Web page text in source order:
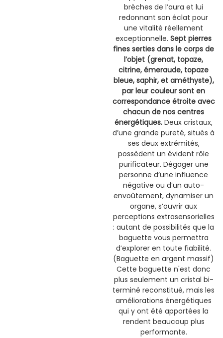
brèches de l’aura et lui
redonnant son éclat pour
une vitalité réellement
exceptionnelle. Sept pierres
fines serties dans le corps de
l’objet (grenat, topaze,
citrine, émeraude, topaze
bleue, saphir, et améthyste),
par leur couleur sont en
correspondance étroite avec
chacun de nos centres
énergétiques. Deux cristaux,
d’une grande pureté, situés à
ses deux extrémités,
possèdent un évident rôle
purificateur. Dégager une
personne d’une influence
négative ou d’un auto-
envoûtement, dynamiser un
organe, s’ouvrir aux
perceptions extrasensorielles
: autant de possibilités que la
baguette vous permettra
d’explorer en toute fiabilité.
(Baguette en argent massif)
Cette baguette n'est donc
plus seulement un cristal bi-
terminé reconstitué, mais les
améliorations énergétiques
qui y ont été apportées la
rendent beaucoup plus
performante.